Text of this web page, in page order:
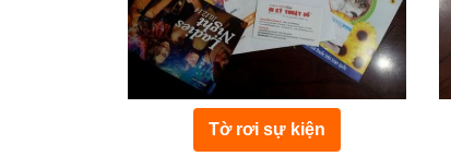
Tờ rơi sự kiện